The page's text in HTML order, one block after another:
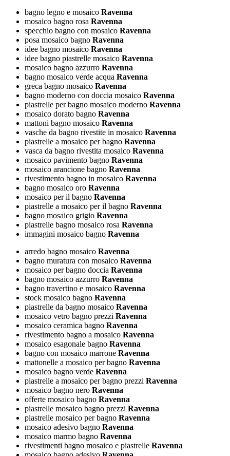
bagno legno e mosaico Ravenna
mosaico bagno rosa Ravenna
specchio bagno con mosaico Ravenna
posa mosaico bagno Ravenna
idee bagno mosaico Ravenna
idee bagno piastrelle mosaico Ravenna
mosaico bagno azzurro Ravenna
bagno mosaico verde acqua Ravenna
greca bagno mosaico Ravenna
bagno moderno con doccia mosaico Ravenna
piastrelle per bagno mosaico moderno Ravenna
mosaico dorato bagno Ravenna
mattoni bagno mosaico Ravenna
vasche da bagno rivestite in mosaico Ravenna
piastrelle a mosaico per bagno Ravenna
vasca da bagno rivestita mosaico Ravenna
mosaico pavimento bagno Ravenna
mosaico arancione bagno Ravenna
rivestimento bagno in mosaico Ravenna
bagno mosaico oro Ravenna
mosaico per il bagno Ravenna
piastrelle a mosaico per il bagno Ravenna
bagno mosaico grigio Ravenna
piastrelle bagno mosaico rosa Ravenna
immagini mosaico bagno Ravenna
arredo bagno mosaico Ravenna
bagno muratura con mosaico Ravenna
mosaico per bagno doccia Ravenna
bagno mosaico azzurro Ravenna
bagno travertino e mosaico Ravenna
stock mosaico bagno Ravenna
piastrelle da bagno mosaico Ravenna
mosaico vetro bagno prezzi Ravenna
mosaico ceramica bagno Ravenna
rivestimento bagno a mosaico Ravenna
mosaico esagonale bagno Ravenna
bagno con mosaico marrone Ravenna
mattonelle a mosaico per bagno Ravenna
mosaico bagno verde Ravenna
piastrelle a mosaico per bagno prezzi Ravenna
mosaico bagno nero Ravenna
offerte mosaico bagno Ravenna
piastrelle mosaico bagno prezzi Ravenna
piastrelle mosaico per bagno Ravenna
mosaico adesivo bagno Ravenna
mosaico marmo bagno Ravenna
rivestimenti bagno mosaico e piastrelle Ravenna